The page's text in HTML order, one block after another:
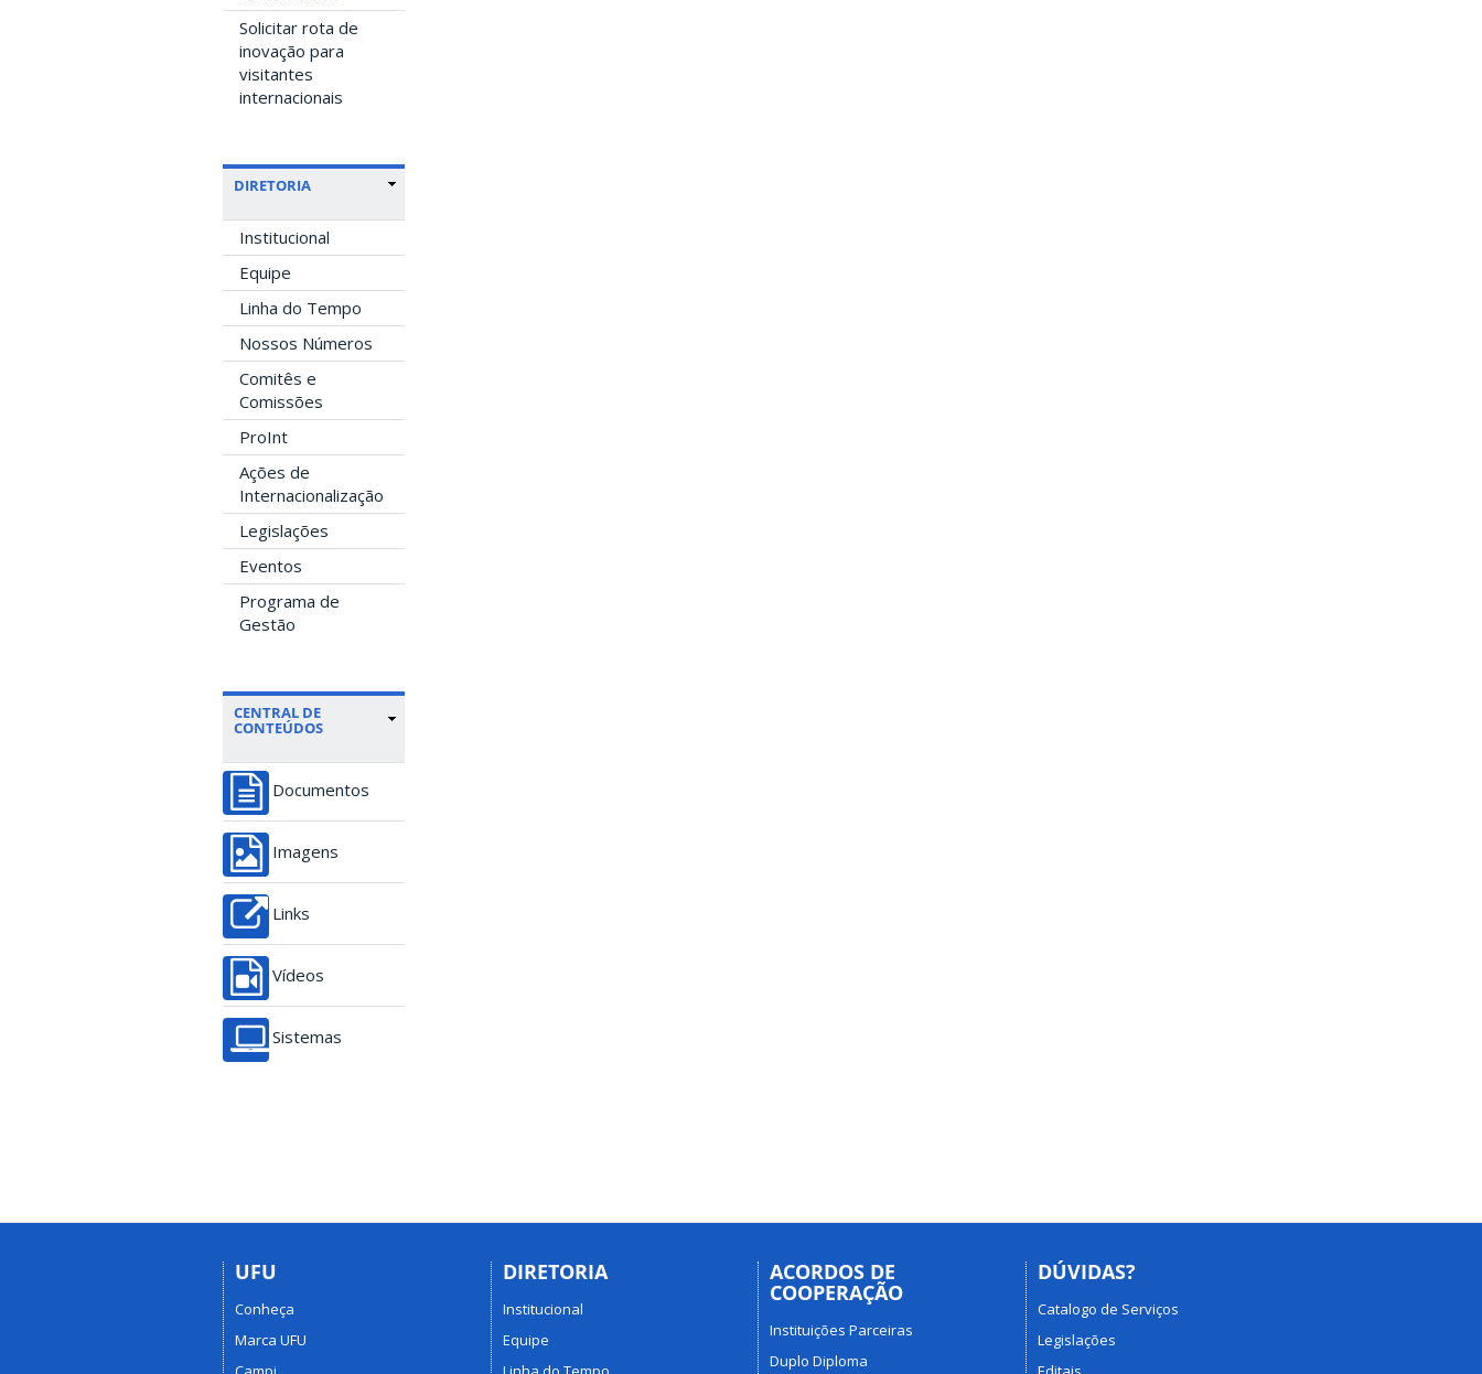
Solicitar rota de
inovação para
visitantes
internacionais
DIRETORIA
Institucional
Equipe
Linha do Tempo
Nossos Números
Comitês e
Comissões
ProInt
Ações de
Internacionalização
Legislações
Eventos
Programa de
Gestão
CENTRAL DE
CONTEÚDOS
Documentos
Imagens
Links
Vídeos
Sistemas
UFU
Conheça
Marca UFU
DIRETORIA
Institucional
Equipe
ACORDOS DE
COOPERAÇÃO
Instituições Parceiras
Duplo Diploma
DÚVIDAS?
Catalogo de Serviços
Legislações